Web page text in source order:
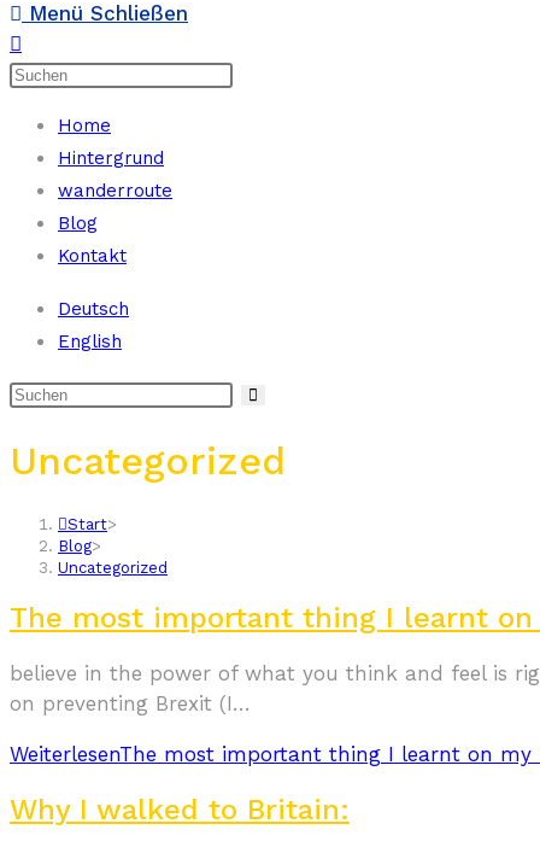
Menü Schließen
Home
Hintergrund
wanderroute
Blog
Kontakt
Deutsch
English
Uncategorized
Start>
Blog>
Uncategorized
The most important thing I learnt
believe in the power of what you think and feel is
on preventing Brexit (I…
WeiterlesenThe most important thing I learnt on my
Why I walked to Britain: